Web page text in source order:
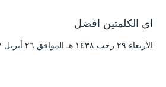
اي الكلمتين افضل
الأربعاء ۲۹ رجب ۱٤۳۸ هـ الموافق ۲٦ أبريل ۲۰۱۷ مـ |